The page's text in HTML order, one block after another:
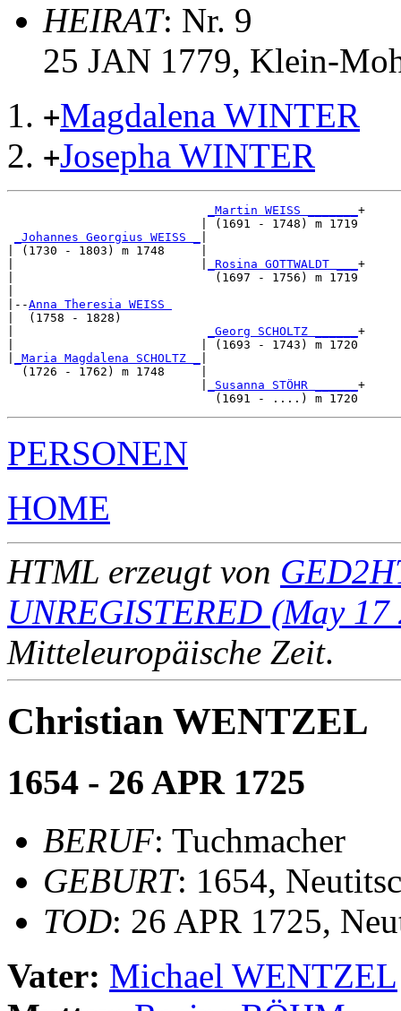
HEIRAT: Nr. 9
25 JAN 1779, Klein-
+Magdalena WINTER
+Josepha WINTER
_Martin WEISS _______ +
                           | (1691 - 1748) m 1719
_Johannes Georgius WEISS _
| (1730 - 1803) m 1748     |
_Rosina GOTTWALDT ___ +
|                            (1697 - 1756) m 1719
|--Anna Theresia WEISS
|  (1758 - 1828)
_Georg SCHOLTZ ______ +
|                          | (1693 - 1743) m 1720
_Maria Magdalena SCHOLTZ _
  (1726 - 1762) m 1748     |
_Susanna STÖHR ______ +
PERSONEN
HOME
HTML erzeugt von
UNREGISTERED (May 17
Mitteleuropäische Zeit.
Christian WENTZEL
1654 - 26 APR 1725
BERUF: Tuchmacher
GEBURT: 1654,
TOD: 26 APR 1725,
Vater: Michael WENTZEL